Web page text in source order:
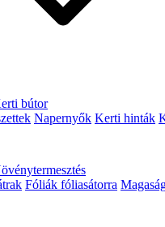
bútor
Napernyők Kerti hinták
Fóliák fóliasátorra